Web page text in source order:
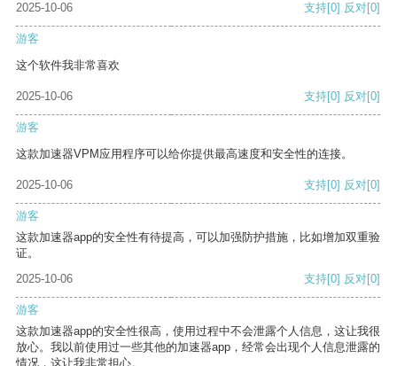
2025-10-06
支持[0] 反对[0]
游客
这个软件我非常喜欢
2025-10-06 支持[0] 反对[0]
游客
这款加速器VPM应用程序可以给你提供最高速度和安全性的连接。
2025-10-06 支持[0] 反对[0]
游客
这款加速器app的安全性有待提高，可以加强防护措施，比如增加双重验
证。
2025-10-06
支持[0] 反对[0]
游客
这款加速器app的安全性很高，使用过程中不会泄露个人信息，这让我很
放心。我以前使用过一些其他的加速器app，经常会出现个人信息泄露的
情况，这让我非常担心。